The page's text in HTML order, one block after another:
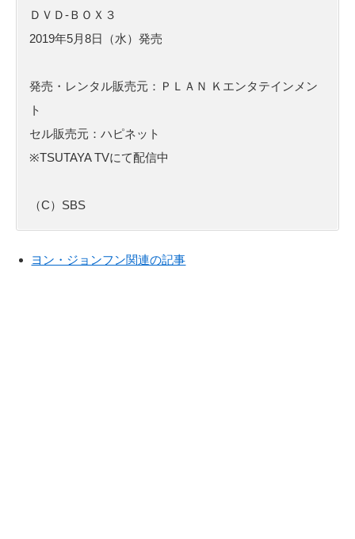
ＤＶＤ-ＢＯＸ３
2019年5月8日（水）発売
発売・レンタル販売元：ＰＬＡＮ Ｋエンタテインメン
ト
セル販売元：ハピネット
※TSUTAYA TVにて配信中
（C）SBS
ヨン・ジョンフン関連の記事